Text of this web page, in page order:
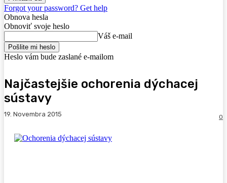
Forgot your password? Get help
Obnova hesla
Obnoviť svoje heslo
Váš e-mail
Heslo vám bude zaslané e-mailom
Najčastejšie ochorenia dýchacej
sústavy
19. Novembra 2015 0